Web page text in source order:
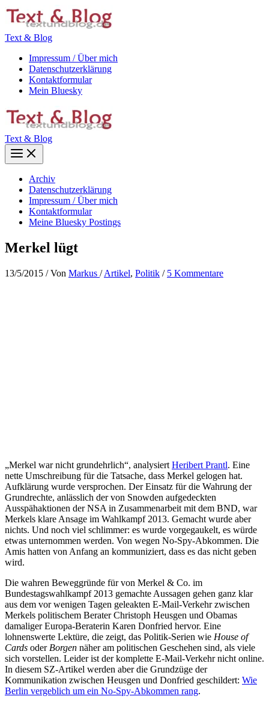
Zum
Inhalt
Text & Blog
Impressum / Über mich
Datenschutzerklärung
Kontaktformular
Mein Bluesky
Text & Blog
Main
Menu
Archiv
Datenschutzerklärung
Impressum / Über mich
Kontaktformular
Meine Bluesky Postings
Merkel lügt
13/5/2015 / Von Markus /Artikel, Politik / 5 Kommentare
„Merkel war nicht grundehrlich“, analysiert Heribert Prantl. Eine
nette Umschreibung für die Tatsache, dass Merkel gelogen hat.
Aufklärung wurde versprochen. Der Einsatz für die Wahrung der
Grundrechte, anlässlich der von Snowden aufgedeckten
Ausspähaktionen der NSA in Zusammenarbeit mit dem BND, war
Merkels klare Ansage im Wahlkampf 2013. Gemacht wurde aber
nichts. Und noch viel schlimmer: es wurde vorgegaukelt, es würde
etwas unternommen werden. Von wegen No-Spy-Abkommen. Die
Amis hatten von Anfang an kommuniziert, dass es das nicht geben
wird.
Die wahren Beweggründe für von Merkel & Co. im
Bundestagswahlkampf 2013 gemachte Aussagen gehen ganz klar
aus dem vor wenigen Tagen geleakten E-Mail-Verkehr zwischen
Merkels politischem Berater Christoph Heusgen und Obamas
damaliger Europa-Beraterin Karen Donfried hervor. Eine
lohnenswerte Lektüre, die zeigt, das Politik-Serien wie House of
Cards oder Borgen näher am politischen Geschehen sind, als viele
sich vorstellen. Leider ist der komplette E-Mail-Verkehr nicht online.
In diesem SZ-Artikel werden aber die Grundzüge der
Kommunikation zwischen Heusgen und Donfried geschildert: Wie
Berlin vergeblich um ein No-Spy-Abkommen rang.